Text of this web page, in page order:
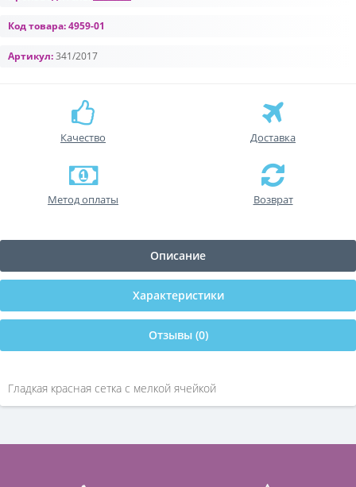
Код товара:4959-01
Артикул:341/2017
Качество Доставка
Метод оплаты Возврат
Описание
Характеристики
Отзывы (0)
Гладкая красная сетка с мелкой ячейкой